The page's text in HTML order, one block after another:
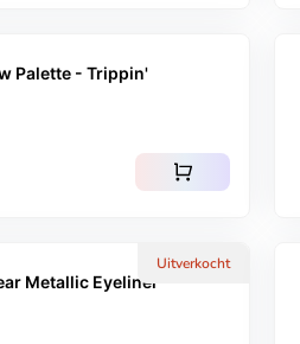
Palette - Trippin'
shopping_cart
Uitverkocht
Metallic Eyeliner -